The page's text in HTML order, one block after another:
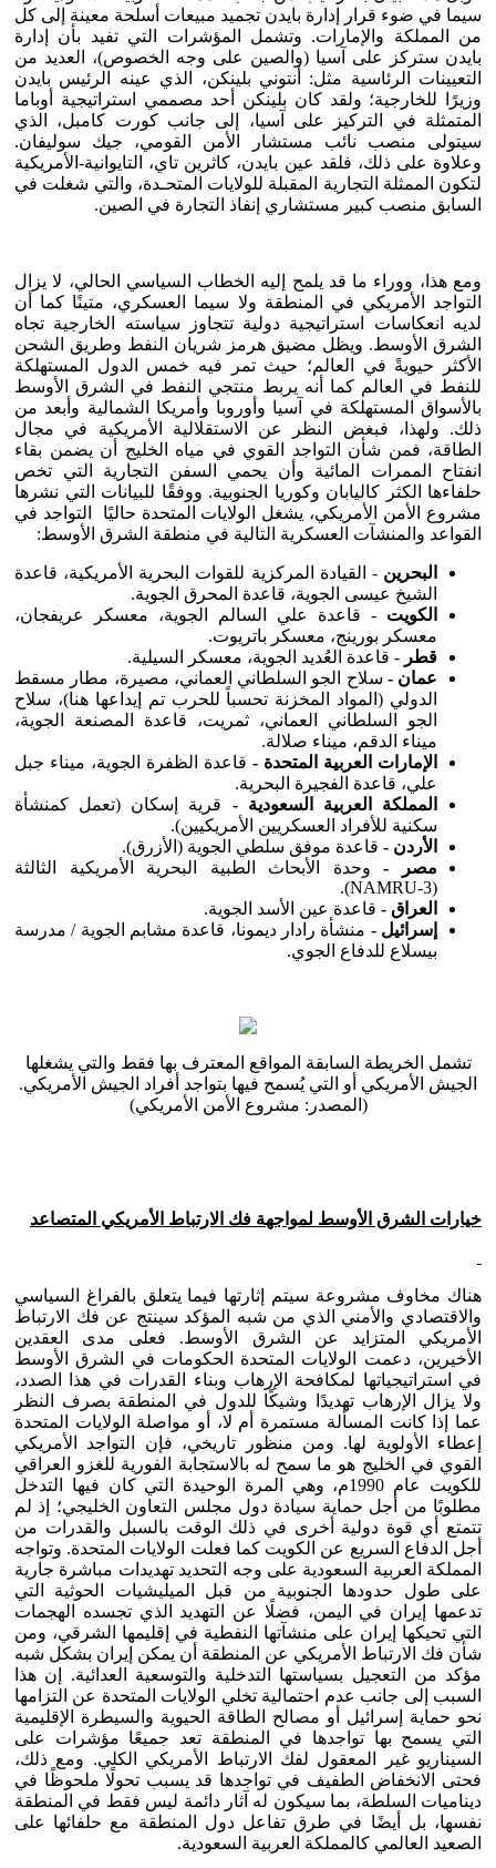
سيما في ضوء قرار إدارة بايدن تجميد مبيعات أسلحة معينة إلى كل
من المملكة والإمارات. وتشمل المؤشرات التي تفيد بأن إدارة
بايدن ستركز على آسيا (والصين على وجه الخصوص)، العديد من
التعيينات الرئاسية مثل: أنتوني بلينكن، الذي عينه الرئيس بايدن
وزيرًا للخارجية؛ ولقد كان بلينكن أحد مصممي استراتيجية أوباما
المتمثلة في التركيز على آسيا، إلى جانب كورت كامبل، الذي
سيتولى منصب نائب مستشار الأمن القومي، جيك سوليفان.
وعلاوة على ذلك، فلقد عين بايدن، كاثرين تاي، التايوانية-الأمريكية
لتكون الممثلة التجارية المقبلة للولايات المتحـدة، والتي شغلت في
السابق منصب كبير مستشاري إنفاذ التجارة في الصين.
ومع هذا، ووراء ما قد يلمح إليه الخطاب السياسي الحالي، لا يزال
التواجد الأمريكي في المنطقة ولا سيما العسكري، متينًا كما أن
لديه انعكاسات استراتيجية دولية تتجاوز سياسته الخارجية تجاه
الشرق الأوسط. ويظل مضيق هرمز شريان النفط وطريق الشحن
الأكثر حيويةً في العالم؛ حيث تمر فيه خمس الدول المستهلكة
للنفط في العالم كما أنه يربط منتجي النفط في الشرق الأوسط
بالأسواق المستهلكة في آسيا وأوروبا وأمريكا الشمالية وأبعد من
ذلك. ولهذا، فبغض النظر عن الاستقلالية الأمريكية في مجال
الطاقة، فمن شأن التواجد القوي في مياه الخليج أن يضمن بقاء
انفتاح الممرات المائية وأن يحمي السفن التجارية التي تخص
حلفاءها الكثر كاليابان وكوريا الجنوبية. ووفقًا للبيانات التي نشرها
مشروع الأمن الأمريكي، يشغل الولايات المتحدة حاليًا التواجد في
القواعد والمنشآت العسكرية التالية في منطقة الشرق الأوسط:
البحرين- القيادة المركزية للقوات البحرية الأمريكية، قاعدة
الشيخ عيسى الجوية، قاعدة المحرق الجوية.
الكويت - قاعدة علي السالم الجوية، معسكر عريفجان،
معسكر بورينج، معسكر باتريوت.
قطر - قاعدة العُديد الجوية، معسكر السيلية.
عمان - سلاح الجو السلطاني العماني، مصيرة، مطار مسقط
الدولي (المواد المخزنة تحسباً للحرب تم إيداعها هنا)، سلاح
الجو السلطاني العماني، ثمريت، قاعدة المصنعة الجوية،
ميناء الدقم، ميناء صلالة.
الإمارات العربية المتحدة - قاعدة الظفرة الجوية، ميناء جبل
علي، قاعدة الفجيرة البحرية.
المملكة العربية السعودية - قرية إسكان (تعمل كمنشأة
سكنية للأفراد العسكريين الأمريكيين).
الأردن - قاعدة موفق سلطي الجوية (الأزرق).
مصر - وحدة الأبحاث الطبية البحرية الأمريكية الثالثة
(NAMRU-3).
العراق - قاعدة عين الأسد الجوية.
إسرائيل - منشأة رادار ديمونا، قاعدة مشابم الجوية / مدرسة
بيسلاع للدفاع الجوي.
تشمل الخريطة السابقة المواقع المعترف بها فقط والتي يشغلها
الجيش الأمريكي أو التي يُسمح فيها بتواجد أفراد الجيش الأمريكي.
(المصدر: مشروع الأمن الأمريكي)
خيارات الشرق الأوسط لمواجهة فك الارتباط الأمريكي المتصاعد
هناك مخاوف مشروعة سيتم إثارتها فيما يتعلق بالفراغ السياسي
والاقتصادي والأمني الذي من شبه المؤكد سينتج عن فك الارتباط
الأمريكي المتزايد عن الشرق الأوسط. فعلى مدى العقدين
الأخيرين، دعمت الولايات المتحدة الحكومات في الشرق الأوسط
في استراتيجياتها لمكافحة الإرهاب وبناء القدرات في هذا الصدد،
ولا يزال الإرهاب تهديدًا وشيكًا للدول في المنطقة بصرف النظر
عما إذا كانت المسألة مستمرة أم لا، أو مواصلة الولايات المتحدة
إعطاء الأولوية لها. ومن منظور تاريخي، فإن التواجد الأمريكي
القوي في الخليج هو ما سمح له بالاستجابة الفورية للغزو العراقي
للكويت عام 1990م، وهي المرة الوحيدة التي كان فيها التدخل
مطلوبًا من أجل حماية سيادة دول مجلس التعاون الخليجي؛ إذ لم
تتمتع أي قوة دولية أخرى في ذلك الوقت بالسبل والقدرات من
أجل الدفاع السريع عن الكويت كما فعلت الولايات المتحدة. وتواجه
المملكة العربية السعودية على وجه التحديد تهديدات مباشرة جارية
على طول حدودها الجنوبية من قبل الميليشيات الحوثية التي
تدعمها إيران في اليمن، فضلًا عن التهديد الذي تجسده الهجمات
التي تحيكها إيران على منشآتها النفطية في إقليمها الشرقي، ومن
شأن فك الارتباط الأمريكي عن المنطقة أن يمكن إيران بشكل شبه
مؤكد من التعجيل بسياستها التدخلية والتوسعية العدائية. إن هذا
السبب إلى جانب عدم احتمالية تخلي الولايات المتحدة عن التزامها
نحو حماية إسرائيل أو مصالح الطاقة الحيوية والسيطرة الإقليمية
التي يسمح بها تواجدها في المنطقة تعد جميعًا مؤشرات على
السيناريو غير المعقول لفك الارتباط الأمريكي الكلي. ومع ذلك،
فحتى الانخفاض الطفيف في تواجدها قد يسبب تحولًا ملحوظًا في
ديناميات السلطة، بما سيكون له آثار دائمة ليس فقط في المنطقة
نفسها، بل أيضًا في طرق تفاعل دول المنطقة مع حلفائها على
الصعيد العالمي كالمملكة العربية السعودية.